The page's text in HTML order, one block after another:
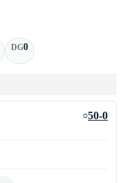
DG0
○50-0